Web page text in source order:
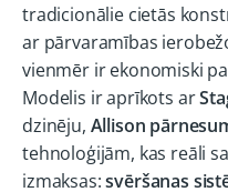
tradicionālie cietās
ar pārvaramības
vienmēr ir ekonomiski
Modelis ir aprīkots ar
dzinēju, Allison
tehnoloģijām, kas reāli
izmaksas:svēršanas